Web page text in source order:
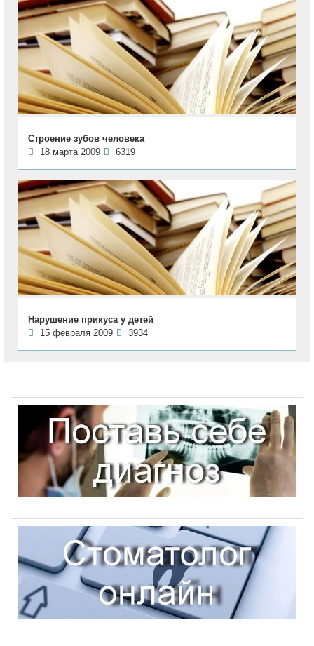
Строение зубов человека
18 марта 2009
6319
Нарушение прикуса у детей
15 февраля 2009
3934